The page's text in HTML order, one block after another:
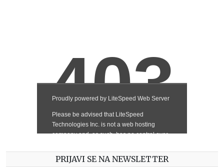
PRIJAVI SE NA NEWSLETTER